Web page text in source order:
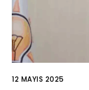
12 MAYIS 2025